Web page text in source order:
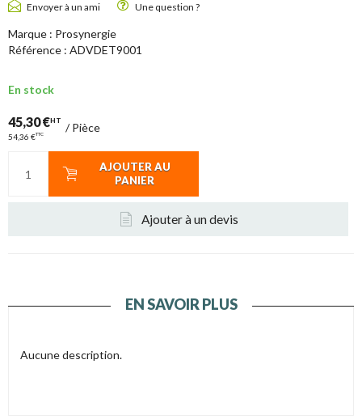
Envoyer à un ami Une question ?
Marque : Prosynergie
Référence : ADVDET9001
En stock
45,30 €HT
54,36 €TTC /Pièce
AJOUTER AU
PANIER
Ajouter à un devis
EN SAVOIR PLUS
Aucune description.